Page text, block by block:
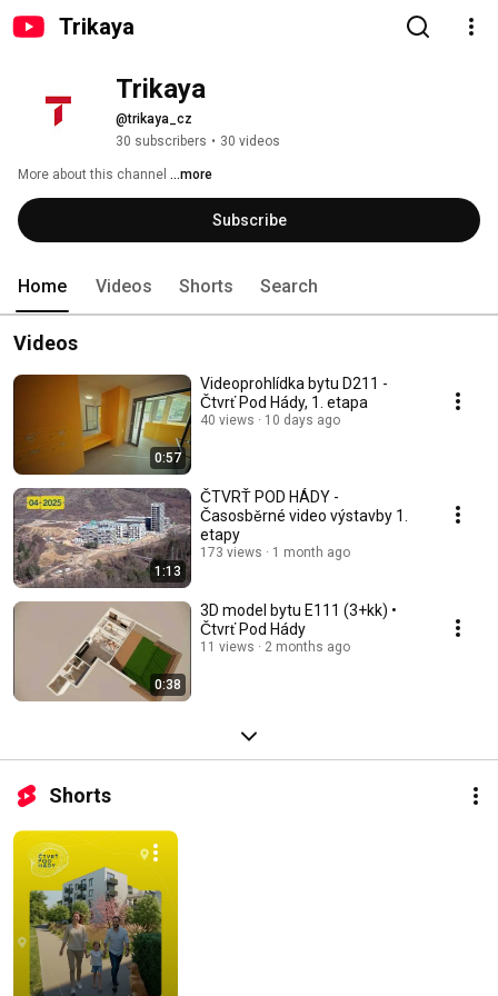
Trikaya
Trikaya
@trikaya_cz
30 subscribers • 30 videos
More about this channel ...more
Subscribe
Home Videos Shorts Search
Videos
0:57
Videoprohlídka bytu D211 -
Čtvrť Pod Hády, 1. etapa
40 views 10 days ago
1:13
ČTVRŤ POD HÁDY -
Časosběrné video výstavby 1.
etapy
173 views 1 month ago
0:38
3D model bytu E111 (3+kk) •
Čtvrť Pod Hády
11 views 2 months ago
Shorts